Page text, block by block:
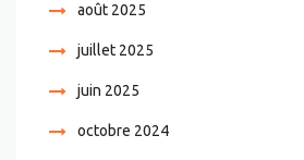
août 2025
juillet 2025
juin 2025
octobre 2024